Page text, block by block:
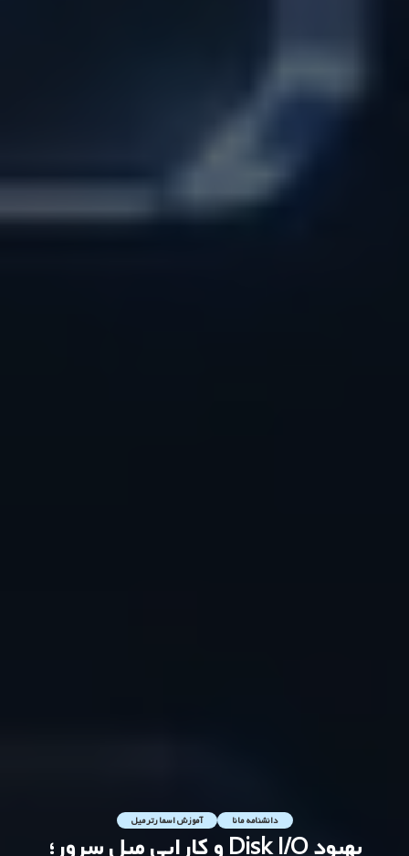
دانشنامه مانا آموزش اسمارترمیل
بهبود Disk I/O و کارایی میل سرور؛